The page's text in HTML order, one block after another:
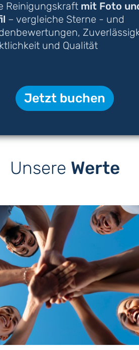
Reinigungskraft mit Foto
– vergleiche Sterne - und
und Qualität
Jetzt buchen
Unsere Werte